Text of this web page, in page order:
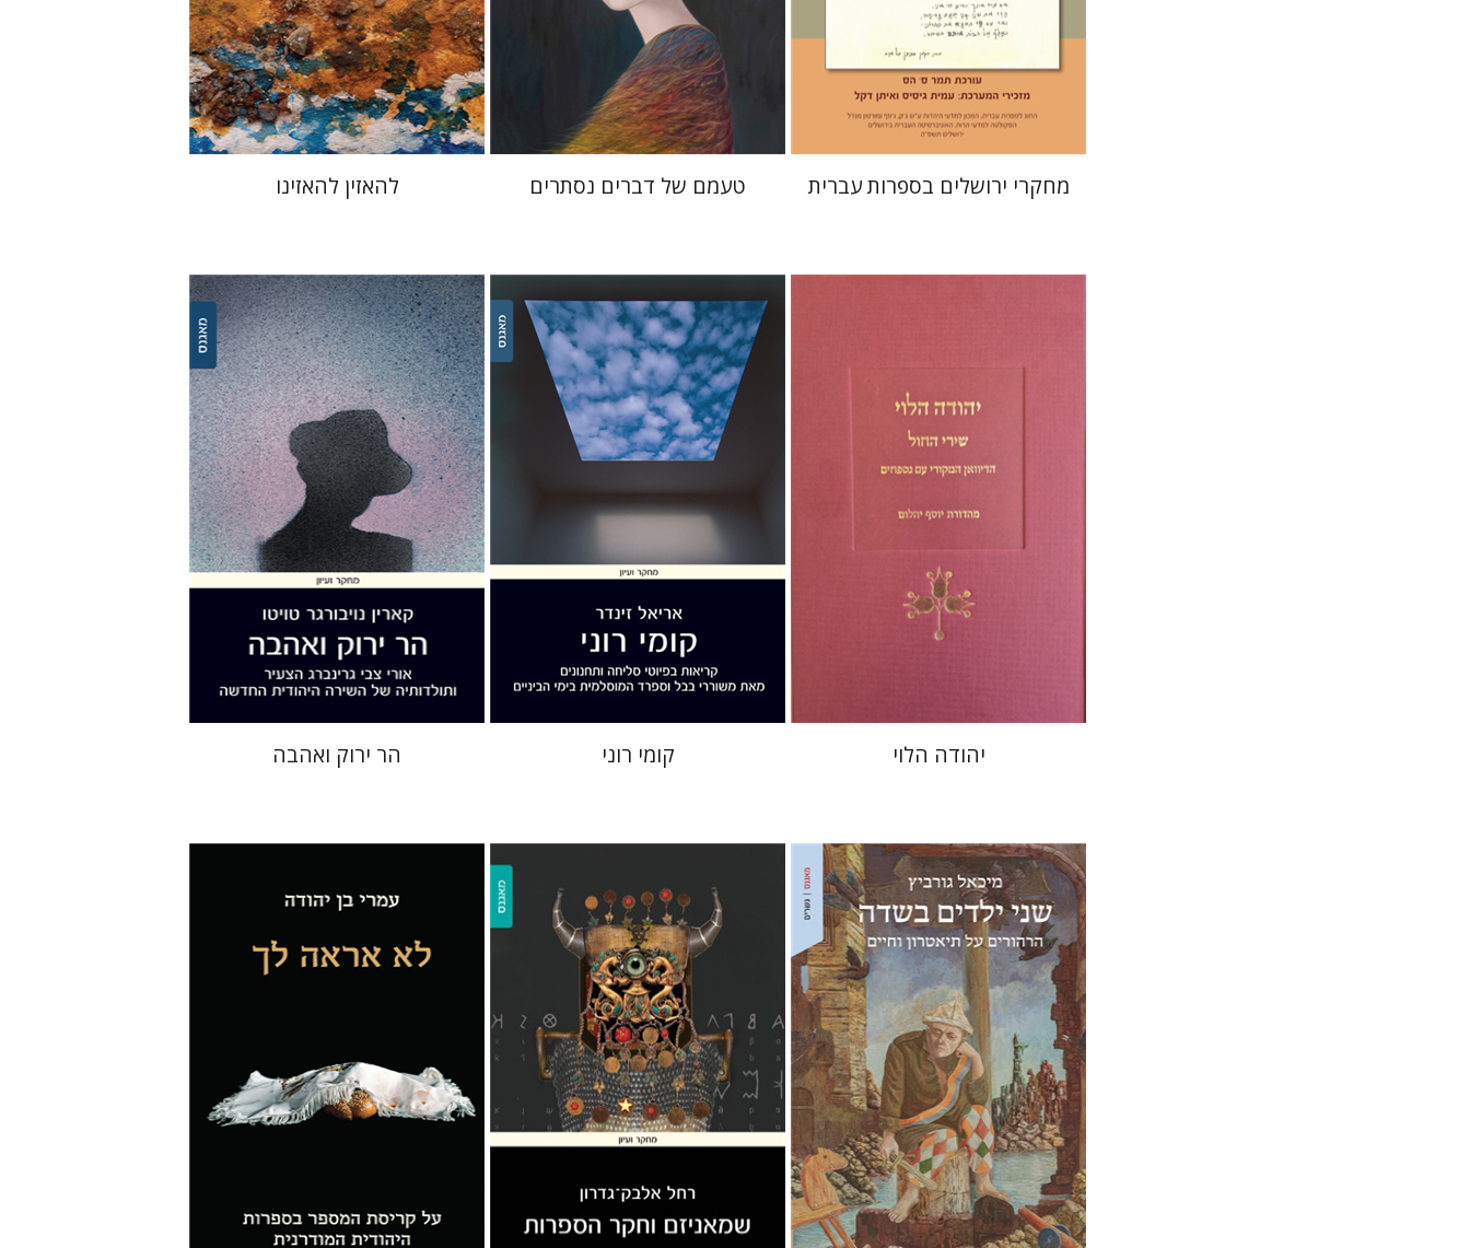
הנחת אתר ספר מודפס
$33
$30
מחקרי ירושלים בספרות עברית
הנחת אתר ספר מודפס
$35
$32
טעמם של דברים נסתרים
הנחת אתר ספר מודפס
$53
$48
להאזין להאזינו
הנחת אתר ספר מודפס
יהודה הלוי
אריאל זינדר
הנחת אתר ספר מודפס
$35
$32
קומי רוני
קארין נויבורגר-טויטו
הנחת אתר ספר מודפס
$35
$32
הר ירוק ואהבה
מיכאל גורביץ
אריאל הירשפלד
הנחת אתר ספר מודפס
$31
$28
רחל אלבק-גדרון
הנחת אתר ספר מודפס
$35
$32
עמרי בן יהודה
$31
$28